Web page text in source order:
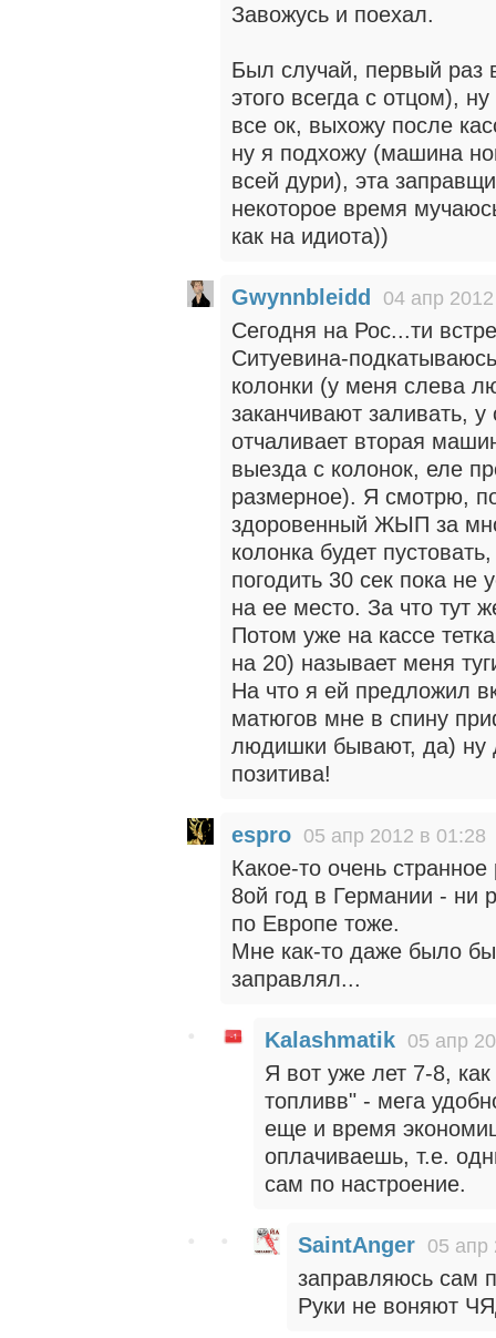
Завожусь и поехал.
Был случай, первый раз
этого всегда с отцом),
все ок, выхожу после
ну я подхожу (машина
всей дури), эта
некоторое время
как на идиота))
Gwynnbleidd 04 апр
Сегодня на Рос...ти
Ситуевина-
колонки (у меня слева
заканчивают заливать,
отчаливает вторая
выезда с колонок, еле
размерное). Я смотрю,
здоровенный ЖЫП за
колонка будет
погодить 30 сек пока не
на ее место. За что
Потом уже на кассе
на 20) называет меня
На что я ей предложил
матюгов мне в спину
людишки бывают, да) ну
позитива!
espro 05 апр 2012 в 01:28
Какое-то очень
8ой год в Германии - ни
по Европе тоже.
Мне как-то даже было
заправлял...
Kalashmatik 05 апр
Я вот уже лет 7-8,
топливв" - мега
еще и время
оплачиваешь, т.е.
сам по настроение.
SaintAnger 05 апр
заправляюсь сам
Руки не воняют